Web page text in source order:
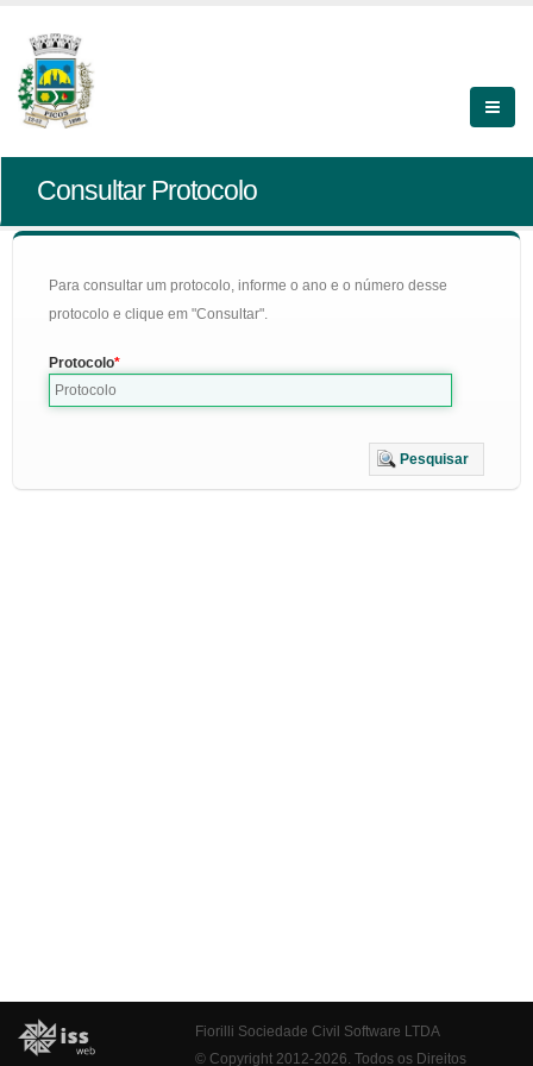
Consultar Protocolo
Para consultar um protocolo, informe o ano e o número desse
protocolo e clique em "Consultar".
Protocolo
Pesquisar
Fiorilli Sociedade Civil Software LTDA
© Copyright 2012-2026. Todos os Direitos